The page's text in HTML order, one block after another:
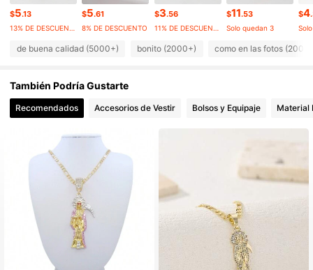
4.96 24K Seguidores
$5.13
13% DE DESCUENTO
$5.61
8% DE DESCUENTO
$3.56
11% DE DESCUENTO
$11.53
Solo quedan 3
$4
de buena calidad (5000+) bonito (2000+) como en las fotos
También Podría Gustarte
Recomendados Accesorios de Vestir Bolsos y Equipaje Material